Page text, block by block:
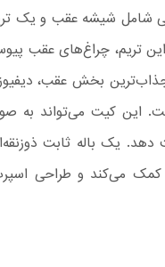
شیشه عقب و یک
تریم، چراغ‌های عقب
جذاب‌ترین بخش عقب،
این کیت می‌تواند به
دهد. یک باله ثابت
کمک می‌کند و طراحی